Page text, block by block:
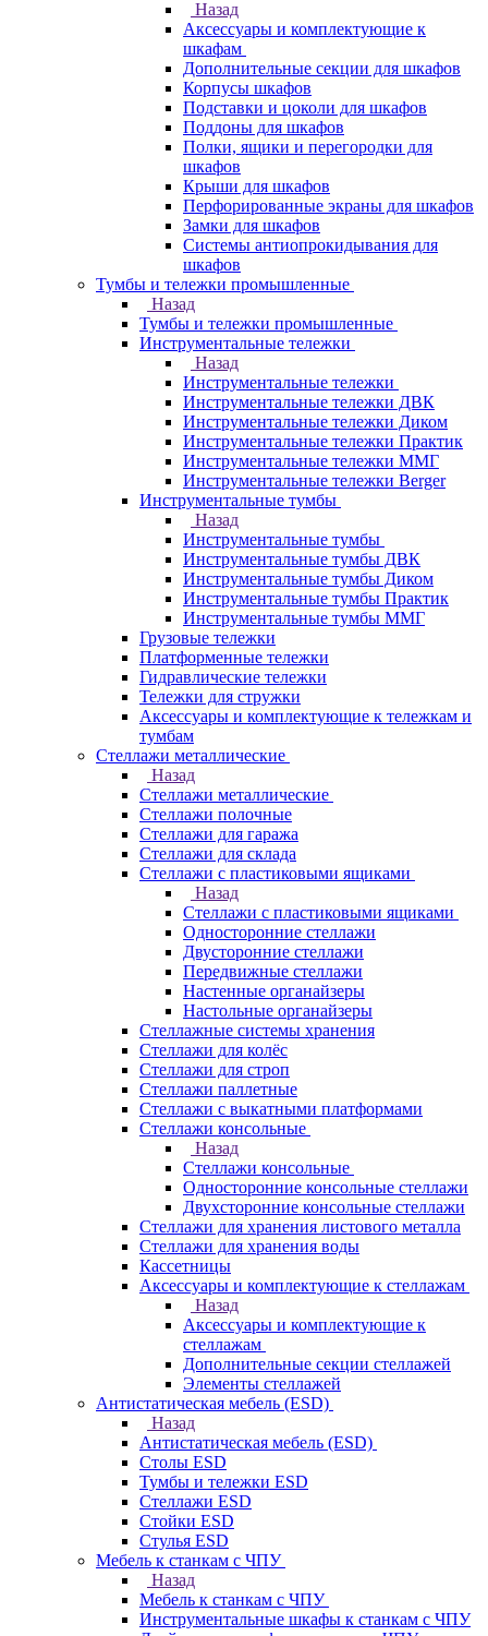
Назад
Аксессуары и комплектующие к
шкафам
Дополнительные секции для шкафов
Корпусы шкафов
Подставки и цоколи для шкафов
Поддоны для шкафов
Полки, ящики и перегородки для
шкафов
Крыши для шкафов
Перфорированные экраны для шкафов
Замки для шкафов
Системы антиопрокидывания для
шкафов
Тумбы и тележки промышленные
Назад
Тумбы и тележки промышленные
Инструментальные тележки
Назад
Инструментальные тележки
Инструментальные тележки ДВК
Инструментальные тележки Диком
Инструментальные тележки Практик
Инструментальные тележки ММГ
Инструментальные тележки Berger
Инструментальные тумбы
Назад
Инструментальные тумбы
Инструментальные тумбы ДВК
Инструментальные тумбы Диком
Инструментальные тумбы Практик
Инструментальные тумбы ММГ
Грузовые тележки
Платформенные тележки
Гидравлические тележки
Тележки для стружки
Аксесcуары и комплектующие к тележкам и
тумбам
Стеллажи металлические
Назад
Стеллажи металлические
Стеллажи полочные
Стеллажи для гаража
Стеллажи для склада
Стеллажи с пластиковыми ящиками
Назад
Стеллажи с пластиковыми ящиками
Односторонние стеллажи
Двусторонние стеллажи
Передвижные стеллажи
Настенные органайзеры
Настольные органайзеры
Стеллажные системы хранения
Стеллажи для колёс
Стеллажи для строп
Стеллажи паллетные
Стеллажи с выкатными платформами
Стеллажи консольные
Назад
Стеллажи консольные
Односторонние консольные стеллажи
Двухсторонние консольные стеллажи
Стеллажи для хранения листового металла
Стеллажи для хранения воды
Кассетницы
Аксесcуары и комплектующие к стеллажам
Назад
Аксесcуары и комплектующие к
стеллажам
Дополнительные секции стеллажей
Элементы стеллажей
Антистатическая мебель (ESD)
Назад
Антистатическая мебель (ESD)
Столы ESD
Тумбы и тележки ESD
Стеллажи ESD
Стойки ESD
Стулья ESD
Мебель к станкам с ЧПУ
Назад
Мебель к станкам с ЧПУ
Инструментальные шкафы к станкам с ЧПУ